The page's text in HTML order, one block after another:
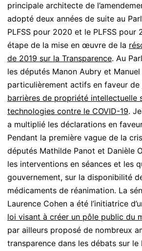
principale architecte de
adopté deux années de suite au
PLFSS pour 2020 et le PLFSS pour
étape de la mise en œuvre de la
de 2019 sur la Transparence. Au
les députés Manon Aubry et
particulièrement actifs en faveur de
barrières de propriété intellectuelle
technologies contre le COVID-19.
a multiplié les déclarations en
Pendant la première vague de la
députés Mathilde Panot et Danièle
les interventions en séances et les
gouvernement, sur la disponibilité
médicaments de réanimation. La
Laurence Cohen a été l’initiatrice
loi visant à créer un pôle public du
par ailleurs proposé de nombreux
transparence dans les débats sur le